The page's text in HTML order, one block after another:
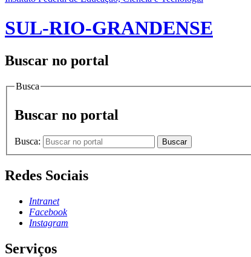
SUL-RIO-GRANDENSE
Buscar no portal
Busca
Buscar no portal
Busca: Buscar
Redes Sociais
Intranet
Facebook
Instagram
Serviços